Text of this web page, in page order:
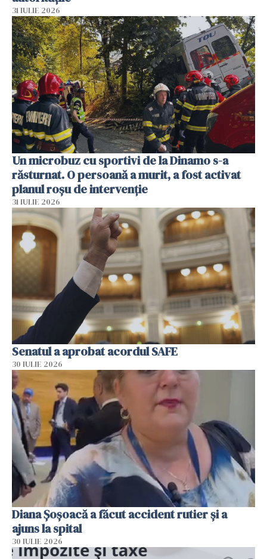
31 IULIE 2026
Un microbuz cu sportivi de la Dinamo s-a
răsturnat. O persoană a murit, a fost activat
planul roșu de intervenție
31 IULIE 2026
Senatul a aprobat acordul SAFE
30 IULIE 2026
Diana Șoșoacă a făcut accident rutier și a
ajuns la spital
30 IULIE 2026